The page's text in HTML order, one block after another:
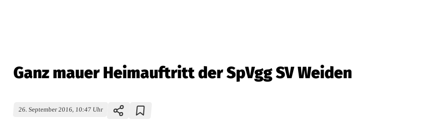
Ganz mauer Heimauftritt der SpVgg SV Weiden
26. September 2016, 10:47 Uhr